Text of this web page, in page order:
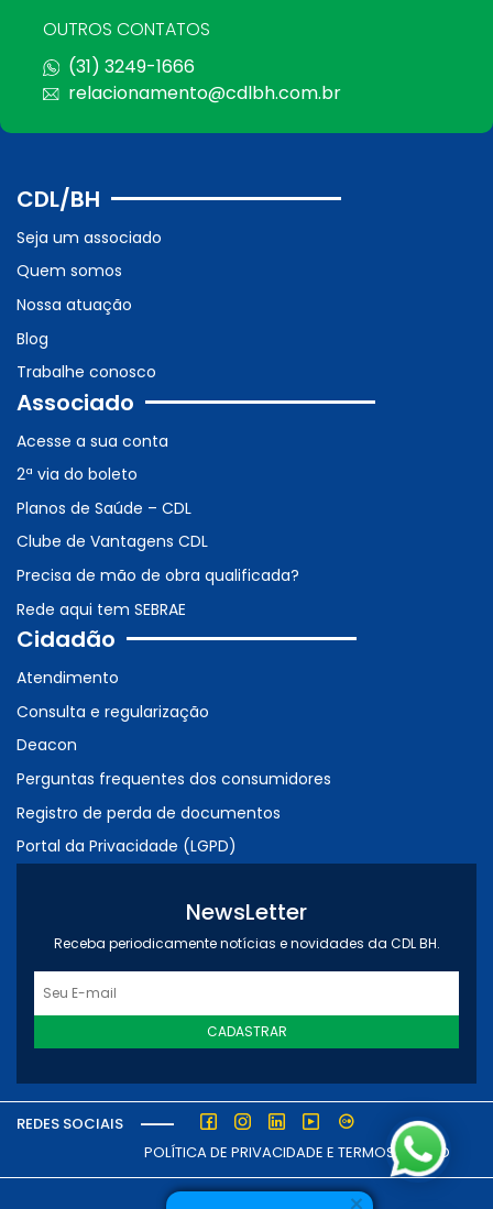
OUTROS CONTATOS
(31) 3249-1666
relacionamento@cdlbh.com.br
CDL/BH
Seja um associado
Quem somos
Nossa atuação
Blog
Trabalhe conosco
Associado
Acesse a sua conta
2ª via do boleto
Planos de Saúde – CDL
Clube de Vantagens CDL
Precisa de mão de obra qualificada?
Rede aqui tem SEBRAE
Cidadão
Atendimento
Consulta e regularização
Deacon
Perguntas frequentes dos consumidores
Registro de perda de documentos
Portal da Privacidade (LGPD)
NewsLetter
Receba periodicamente notícias e novidades da CDL BH.
CADASTRAR
REDES SOCIAIS
POLÍTICA DE PRIVACIDADE E TERMOS DE USO